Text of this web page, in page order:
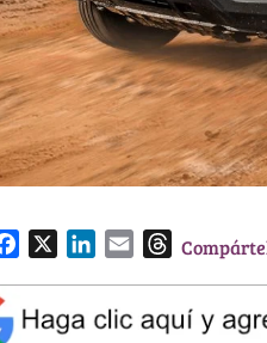
e
k
T
e